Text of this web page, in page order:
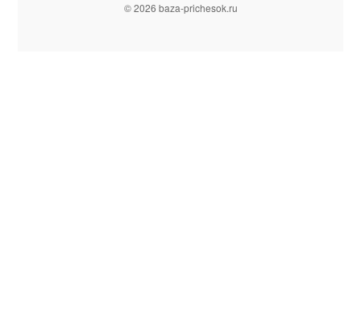
© 2026 baza-prichesok.ru